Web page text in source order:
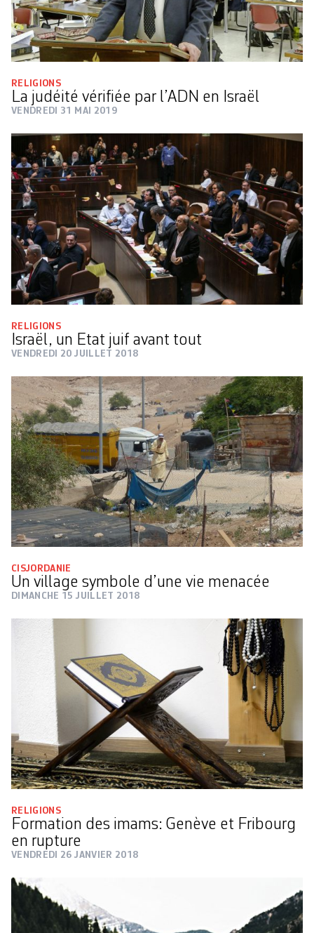
RELIGIONS
La judéité vérifiée par l’ADN en Israël
VENDREDI 31 MAI 2019
RELIGIONS
Israël, un Etat juif avant tout
VENDREDI 20 JUILLET 2018
CISJORDANIE
Un village symbole d’une vie menacée
DIMANCHE 15 JUILLET 2018
RELIGIONS
Formation des imams: Genève et Fribourg
en rupture
VENDREDI 26 JANVIER 2018